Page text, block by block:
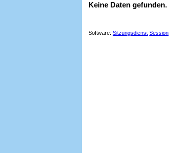
Keine Daten gefunden.
Software:Sitzungsdienst Session